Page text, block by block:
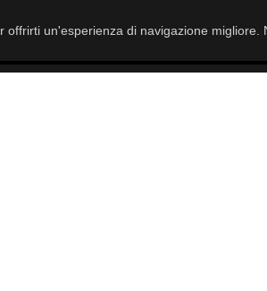
offrirti un'esperienza di navigazione